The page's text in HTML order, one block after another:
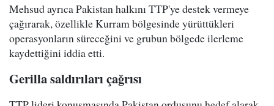
Mehsud ayrıca Pakistan halkını TTP'ye destek vermeye
çağırarak, özellikle Kurram bölgesinde yürüttükleri
operasyonların süreceğini ve grubun bölgede ilerleme
kaydettiğini iddia etti.
Gerilla saldırıları çağrısı